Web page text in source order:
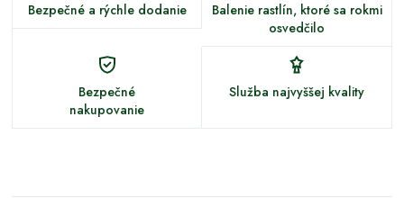
Bezpečné a rýchle dodanie
Balenie rastlín, ktoré sa rokmi
osvedčilo
Bezpečné
nakupovanie
Služba najvyššej kvality